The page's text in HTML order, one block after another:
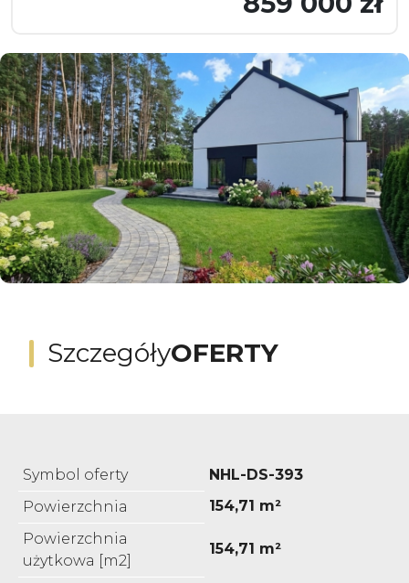
SzczegółyOFERTY
Symbol oferty
NHL-DS-393
Powierzchnia
154,71 m²
Powierzchnia
użytkowa [m2]
154,71 m²